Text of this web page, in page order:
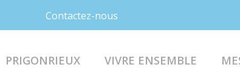
Contactez-nous
PRIGONRIEUX VIVRE ENSEMBLE